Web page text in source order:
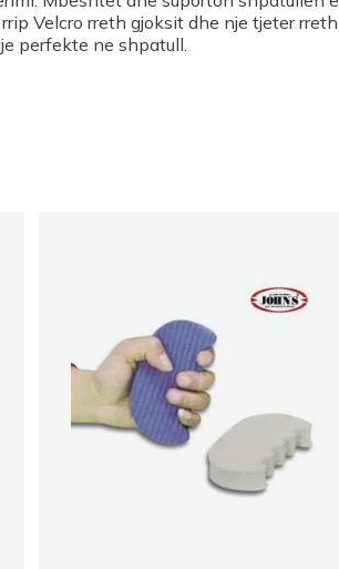
Velcro rreth gjoksit dhe nje tjeter rreth
perfekte ne shpatull.